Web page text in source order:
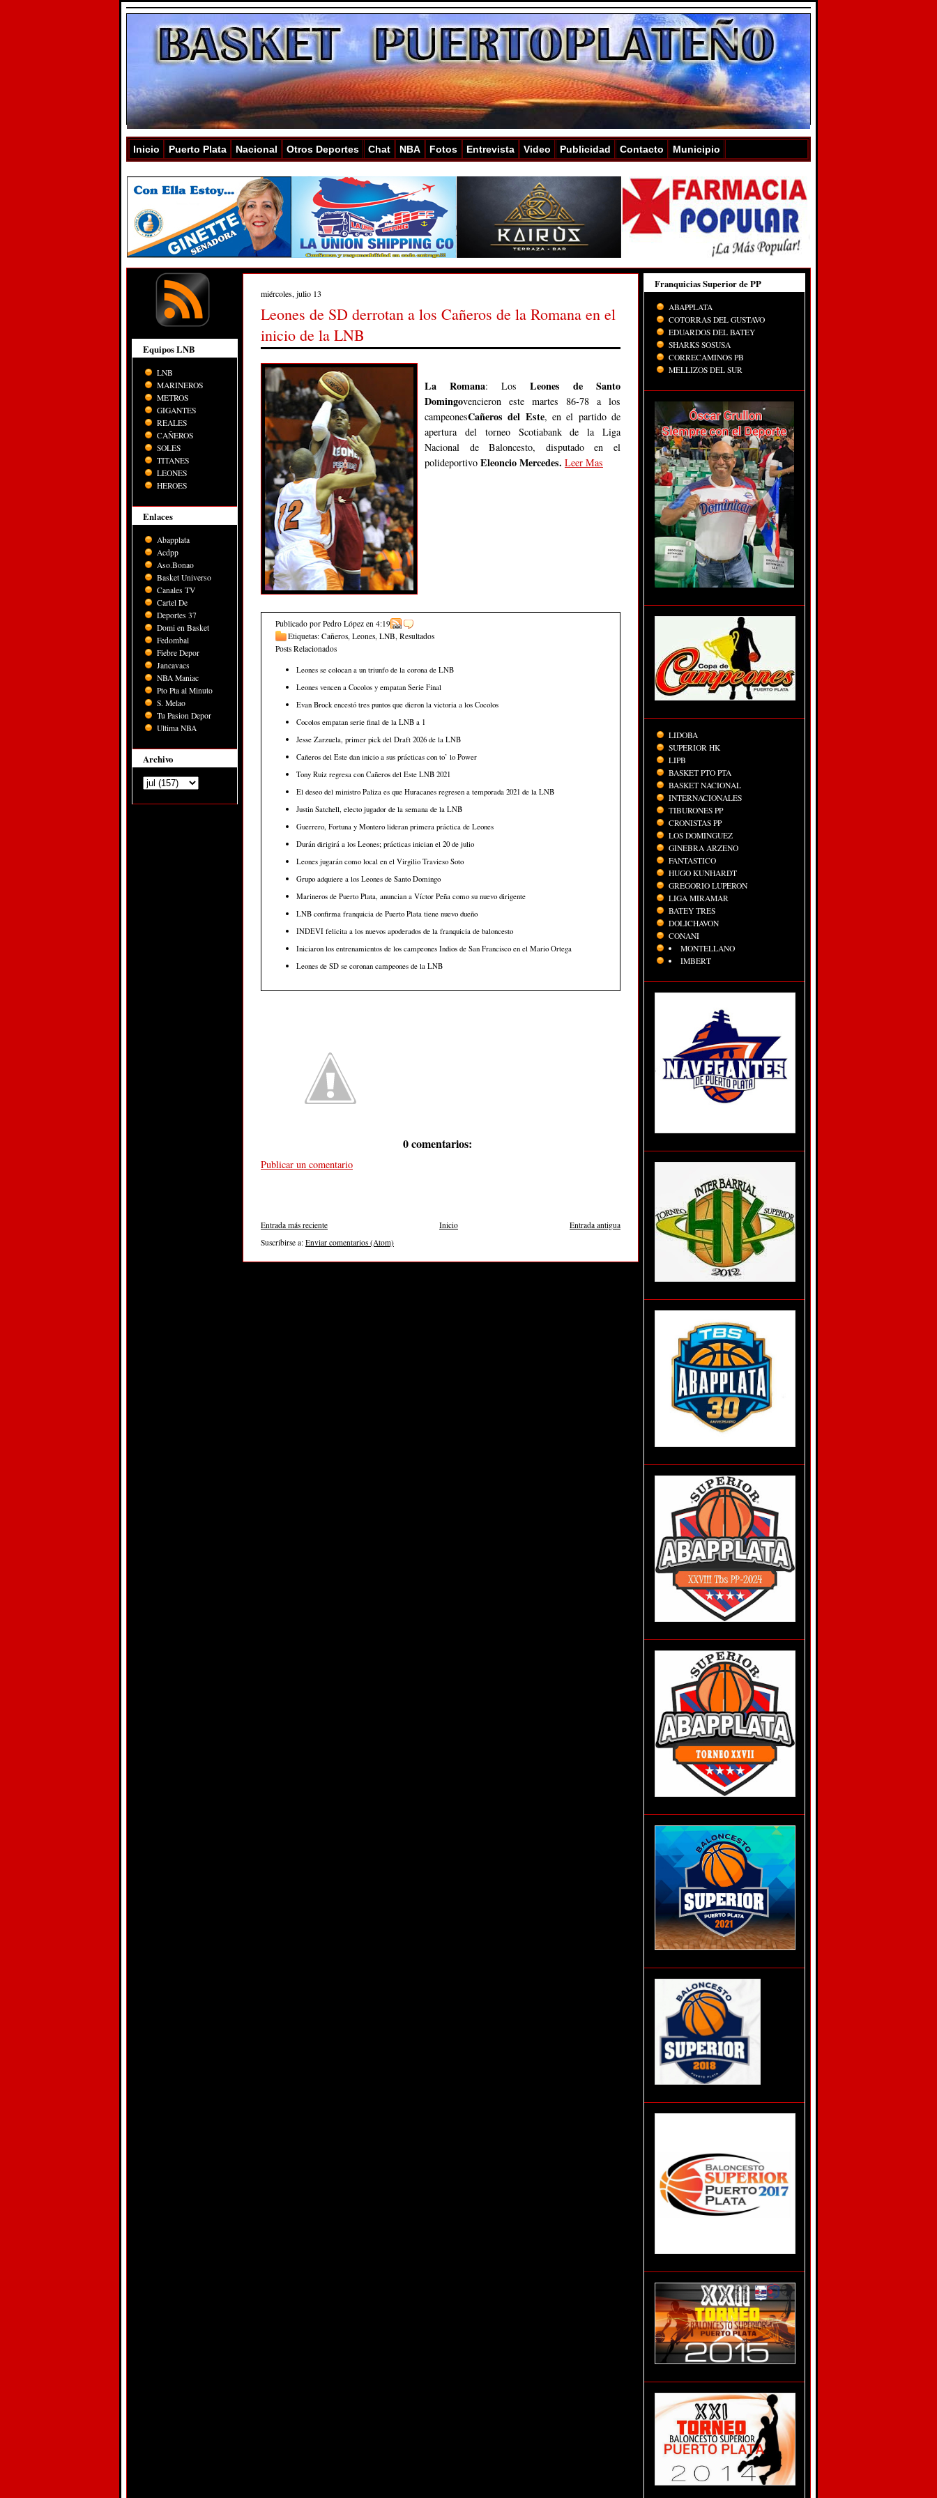
Inicio Puerto Plata Nacional Otros Deportes Chat NBA Fotos Entrevista Video Publicidad Contacto Municipio
Equipos LNB
LNB
MARINEROS
METROS
GIGANTES
REALES
CAÑEROS
SOLES
TITANES
LEONES
HEROES
Enlaces
Abapplata
Acdpp
Aso.Bonao
Basket Universo
Canales TV
Cartel De
Deportes 37
Domi en Basket
Fedombal
Fiebre Depor
Jancavacs
NBA Maniac
Pto Pta al Minuto
S. Melao
Tu Pasion Depor
Ultima NBA
Archivo
miércoles, julio 13
Leones de SD derrotan a los Cañeros de la Romana en el
inicio de la LNB
La Romana: Los
Leones de Santo
Domingovencieron este martes 86-78 a los
campeonesCañeros del Este, en el partido de
apertura del torneo Scotiabank de la Liga
Nacional de Baloncesto, disputado en el
polideportivo Eleoncio Mercedes. Leer Mas
Publicado por Pedro López en 4:19
Etiquetas: Cañeros, Leones, LNB, Resultados
Posts Relacionados
Leones se colocan a un triunfo de la corona de LNB
Leones vencen a Cocolos y empatan Serie Final
Evan Brock encestó tres puntos que dieron la victoria a los Cocolos
Cocolos empatan serie final de la LNB a 1
Jesse Zarzuela, primer pick del Draft 2026 de la LNB
Cañeros del Este dan inicio a sus prácticas con to’ lo Power
Tony Ruiz regresa con Cañeros del Este LNB 2021
El deseo del ministro Paliza es que Huracanes regresen a temporada 2021 de la LNB
Justin Satchell, electo jugador de la semana de la LNB
Guerrero, Fortuna y Montero lideran primera práctica de Leones
Durán dirigirá a los Leones; prácticas inician el 20 de julio
Leones jugarán como local en el Virgilio Travieso Soto
Grupo adquiere a los Leones de Santo Domingo
Marineros de Puerto Plata, anuncian a Víctor Peña como su nuevo dirigente
LNB confirma franquicia de Puerto Plata tiene nuevo dueño
INDEVI felicita a los nuevos apoderados de la franquicia de baloncesto
Iniciaron los entrenamientos de los campeones Indios de San Francisco en el Mario Ortega
Leones de SD se coronan campeones de la LNB
0 comentarios:
Publicar un comentario
Entrada más reciente Entrada antigua
Inicio
Suscribirse a: Enviar comentarios (Atom)
Franquicias Superior de PP
ABAPPLATA
COTORRAS DEL GUSTAVO
EDUARDOS DEL BATEY
SHARKS SOSUSA
CORRECAMINOS PB
MELLIZOS DEL SUR
LIDOBA
SUPERIOR HK
LIPB
BASKET PTO PTA
BASKET NACIONAL
INTERNACIONALES
TIBURONES PP
CRONISTAS PP
LOS DOMINGUEZ
GINEBRA ARZENO
FANTASTICO
HUGO KUNHARDT
GREGORIO LUPERON
LIGA MIRAMAR
BATEY TRES
DOLICHAVON
CONANI
MONTELLANO
IMBERT